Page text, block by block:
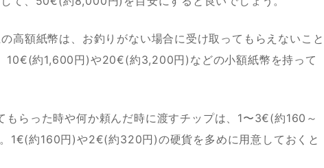
高額紙幣は、お釣りがない場合に受け取ってもらえないこと
10€(約1,600円)や20€(約3,200円)などの小額紙幣を持って
もらった時や何か頼んだ時に渡すチップは、1〜3€(約160～
1€(約160円)や2€(約320円)の硬貨を多めに用意しておくと